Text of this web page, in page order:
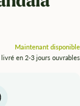
Maintenant disponible
livré en 2-3 jours ouvrables